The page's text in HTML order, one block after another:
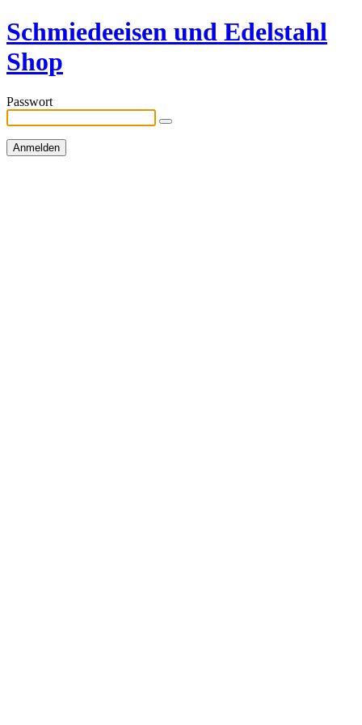
Schmiedeeisen und Edelstahl
Shop
Passwort